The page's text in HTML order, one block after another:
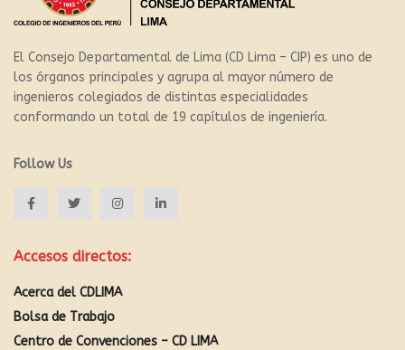
El Consejo Departamental de Lima (CD Lima – CIP) es uno de
los órganos principales y agrupa al mayor número de
ingenieros colegiados de distintas especialidades
conformando un total de 19 capítulos de ingeniería.
Follow Us
Accesos directos:
Acerca del CDLIMA
Bolsa de Trabajo
Centro de Convenciones – CD LIMA